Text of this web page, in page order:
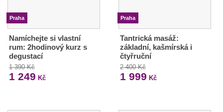
Praha
Namíchejte si vlastní
rum: 2hodinový kurz s
degustací
1 390 Kč
1 249 Kč
Praha
Tantrická masáž:
základní, kašmírská i
čtyřruční
2 400 Kč
1 999 Kč